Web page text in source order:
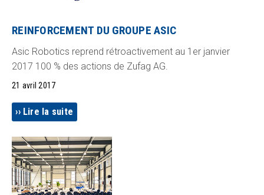
REINFORCEMENT DU GROUPE ASIC
Asic Robotics reprend rétroactivement au 1er janvier
2017 100 % des actions de Zufag AG.
21 avril 2017
Lire la suite